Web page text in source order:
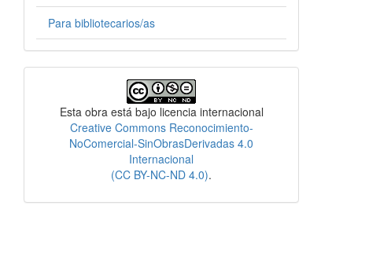
Para bibliotecarios/as
Esta obra está bajo licencia internacional
Creative Commons Reconocimiento-
NoComercial-SinObrasDerivadas 4.0
Internacional
(CC BY-NC-ND 4.0).